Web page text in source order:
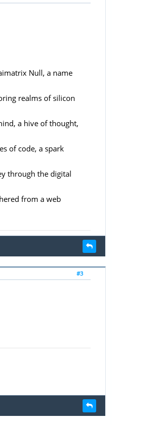
Null, a name
realms of silicon
a hive of thought,
of code, a spark
through the digital
from a web
#3